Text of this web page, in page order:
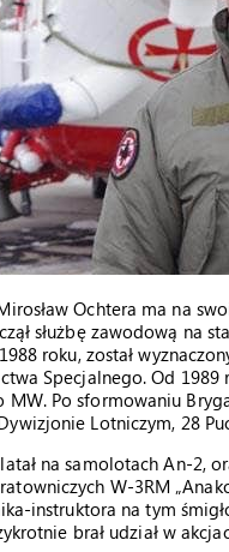
Ochtera ma na
służbę zawodową na
roku, został
Specjalnego. Od
Po sformowaniu
Lotniczym, 28
na samolotach An-2,
W-3RM
instruktora na tym
brał udział w